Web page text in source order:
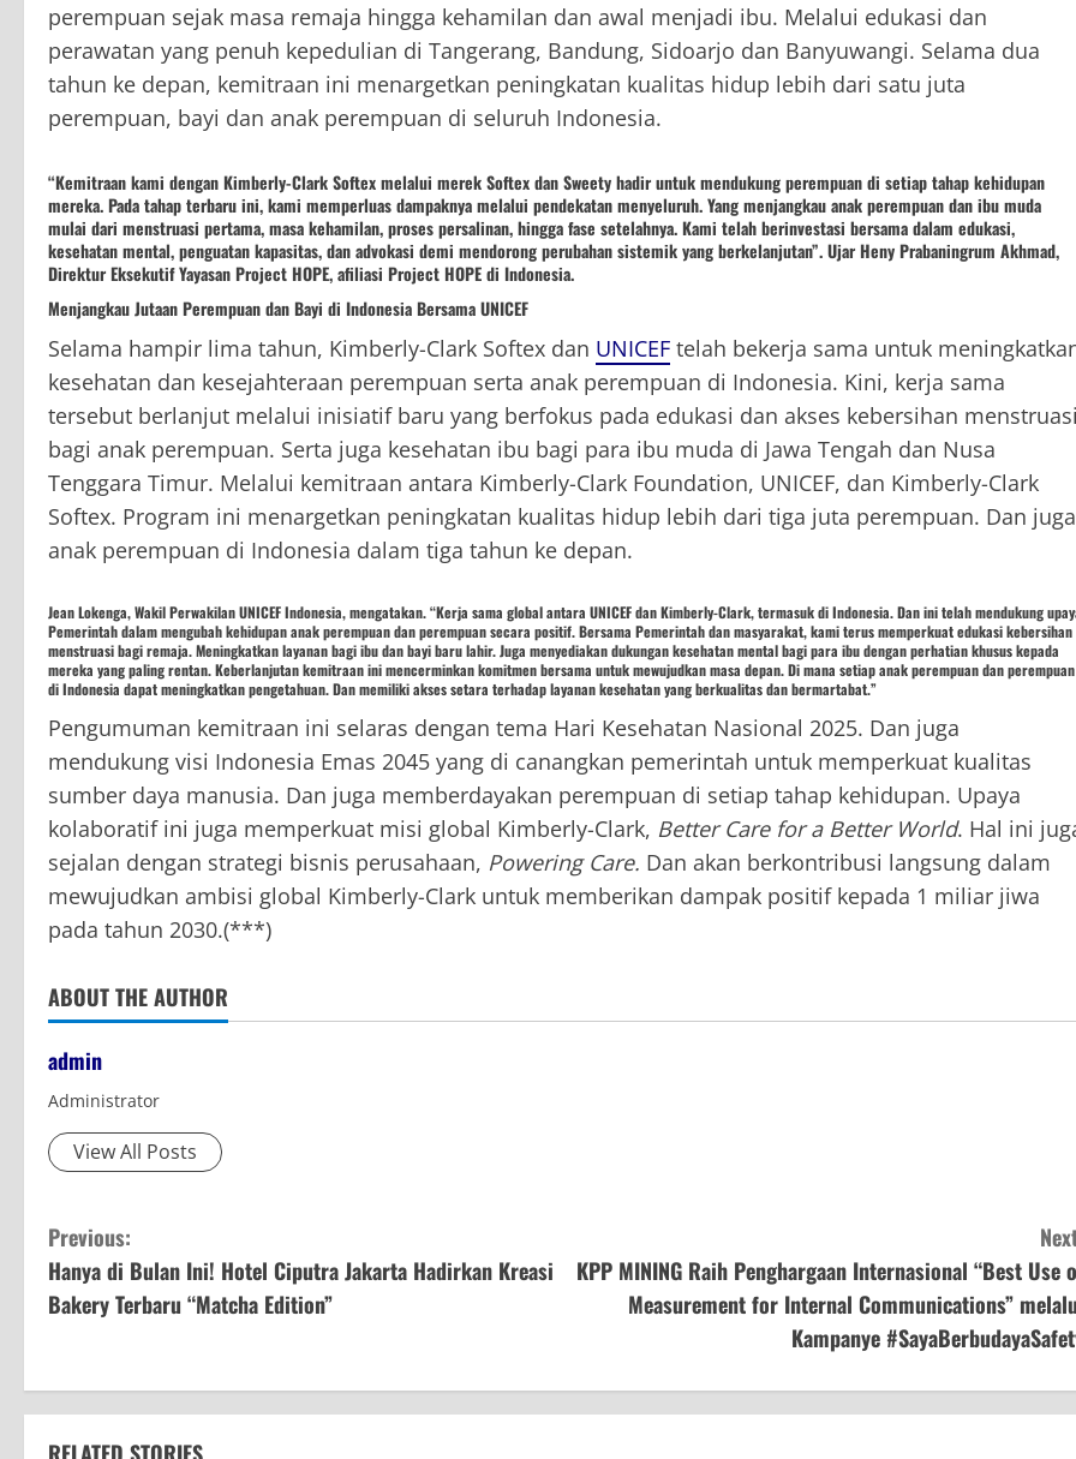
perempuan sejak masa remaja hingga kehamilan dan awal menjadi ibu. Melalui edukasi dan
perawatan yang penuh kepedulian di Tangerang, Bandung, Sidoarjo dan Banyuwangi. Selama dua
tahun ke depan, kemitraan ini menargetkan peningkatan kualitas hidup lebih dari satu juta
perempuan, bayi dan anak perempuan di seluruh Indonesia.
“Kemitraan kami dengan Kimberly-Clark Softex melalui merek Softex dan Sweety hadir untuk mendukung perempuan di setiap tahap kehidupan
mereka. Pada tahap terbaru ini, kami memperluas dampaknya melalui pendekatan menyeluruh. Yang menjangkau anak perempuan dan ibu muda
mulai dari menstruasi pertama, masa kehamilan, proses persalinan, hingga fase setelahnya. Kami telah berinvestasi bersama dalam edukasi,
kesehatan mental, penguatan kapasitas, dan advokasi demi mendorong perubahan sistemik yang berkelanjutan”. Ujar Heny Prabaningrum Akhmad,
Direktur Eksekutif Yayasan Project HOPE, afiliasi Project HOPE di Indonesia.
Menjangkau Jutaan Perempuan dan Bayi di Indonesia Bersama UNICEF
Selama hampir lima tahun, Kimberly-Clark Softex dan UNICEF telah bekerja sama untuk
kesehatan dan kesejahteraan perempuan serta anak perempuan di Indonesia. Kini, kerja sama
tersebut berlanjut melalui inisiatif baru yang berfokus pada edukasi dan akses kebersihan
bagi anak perempuan. Serta juga kesehatan ibu bagi para ibu muda di Jawa Tengah dan Nusa
Tenggara Timur. Melalui kemitraan antara Kimberly-Clark Foundation, UNICEF, dan Kimberly-Clark
Softex. Program ini menargetkan peningkatan kualitas hidup lebih dari tiga juta perempuan. Dan juga
anak perempuan di Indonesia dalam tiga tahun ke depan.
Jean Lokenga, Wakil Perwakilan UNICEF Indonesia, mengatakan. “Kerja sama global antara UNICEF dan Kimberly-Clark, termasuk di Indonesia. Dan ini telah mendukung
Pemerintah dalam mengubah kehidupan anak perempuan dan perempuan secara positif. Bersama Pemerintah dan masyarakat, kami terus memperkuat edukasi kebersihan
menstruasi bagi remaja. Meningkatkan layanan bagi ibu dan bayi baru lahir. Juga menyediakan dukungan kesehatan mental bagi para ibu dengan perhatian khusus kepada
mereka yang paling rentan. Keberlanjutan kemitraan ini mencerminkan komitmen bersama untuk mewujudkan masa depan. Di mana setiap anak perempuan dan perempuan
di Indonesia dapat meningkatkan pengetahuan. Dan memiliki akses setara terhadap layanan kesehatan yang berkualitas dan bermartabat.”
Pengumuman kemitraan ini selaras dengan tema Hari Kesehatan Nasional 2025. Dan juga
mendukung visi Indonesia Emas 2045 yang di canangkan pemerintah untuk memperkuat kualitas
sumber daya manusia. Dan juga memberdayakan perempuan di setiap tahap kehidupan. Upaya
kolaboratif ini juga memperkuat misi global Kimberly-Clark, Better Care for a Better World. Hal ini
sejalan dengan strategi bisnis perusahaan, Powering Care. Dan akan berkontribusi langsung dalam
mewujudkan ambisi global Kimberly-Clark untuk memberikan dampak positif kepada 1 miliar jiwa
pada tahun 2030.(***)
ABOUT THE AUTHOR
admin
Administrator
View All Posts
C
o
t
i
Previous:
Hanya di Bulan Ini! Hotel Ciputra Jakarta Hadirkan Kreasi
Bakery Terbaru “Matcha Edition”
KPP MINING Raih Penghargaan Internasional “Best Use
Measurement for Internal Communications”
Kampanye